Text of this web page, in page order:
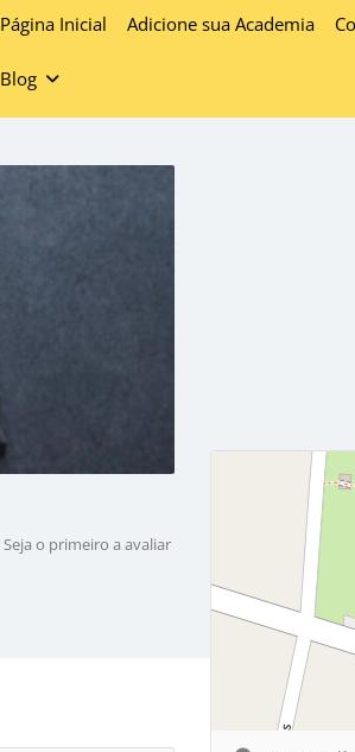
Página Inicial Adicione sua Academia
Blog
Seja o primeiro a avaliar